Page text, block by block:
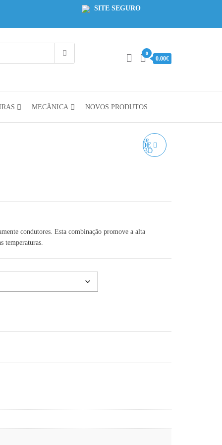
SITE SEGURO
0
0.00€
MECÂNICA NOVOS PRODUTOS
ALICATE DE CORTE DE
condutores. Esta combinação promove a alta
temperaturas.